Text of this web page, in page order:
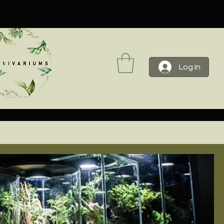
Log In